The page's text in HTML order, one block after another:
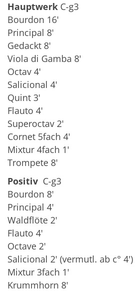
Hauptwerk C-g3
Bourdon 16'
Principal 8'
Gedackt 8'
Viola di Gamba 8'
Octav 4'
Salicional 4'
Quint 3'
Flauto 4'
Superoctav 2'
Cornet 5fach 4'
Mixtur 4fach 1'
Trompete 8'
Positiv C-g3
Bourdon 8'
Principal 4'
Waldflöte 2'
Flauto 4'
Octave 2'
Salicional 2' (vermutl. ab c° 4')
Mixtur 3fach 1'
Krummhorn 8'